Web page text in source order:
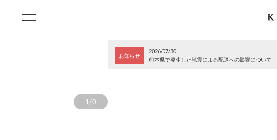
お知らせ
2026/07/30
熊本県で発生した地震による配送への影響について
1/0